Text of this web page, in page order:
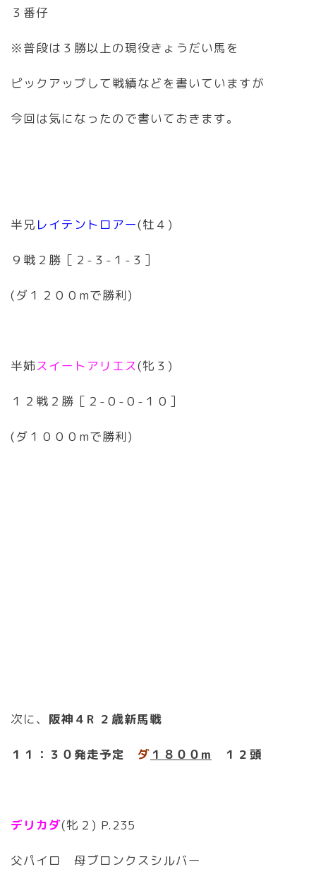
３番仔
※普段は３勝以上の現役きょうだい馬を
ピックアップして戦績などを書いていますが
今回は気になったので書いておきます。
半兄 レイテントロアー(牡４)
９戦２勝［２-３-１-３］
(ダ１２００mで勝利)
半姉スイートアリエス(牝３)
１２戦２勝［２-０-０-１０］
(ダ１０００mで勝利)
次に、 阪神４R ２歳新馬戦
１１ ：３０発走予定 ダ １８ ００m １２頭
デリカダ(牝２) P.235
父パイロ 母ブロンクスシルバー